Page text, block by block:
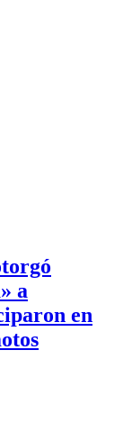
a
en